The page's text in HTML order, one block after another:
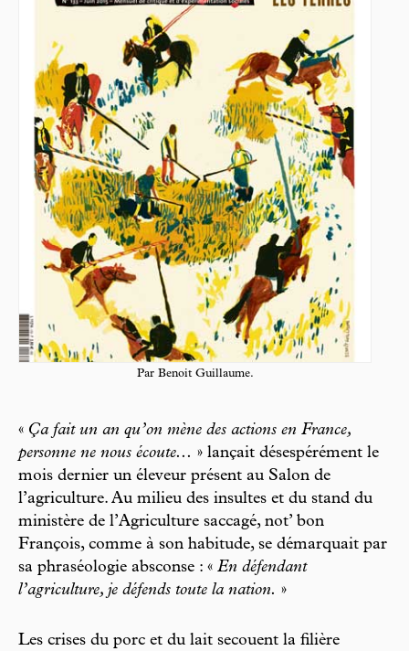
Par Benoit Guillaume.
« Ça fait un an qu’on mène des actions en France,
personne ne nous écoute... » lançait désespérément le
mois dernier un éleveur présent au Salon de
l’agriculture. Au milieu des insultes et du stand du
ministère de l’Agriculture saccagé, not’ bon
François, comme à son habitude, se démarquait par
sa phraséologie absconse : « En défendant
l’agriculture, je défends toute la nation. »
Les crises du porc et du lait secouent la filière